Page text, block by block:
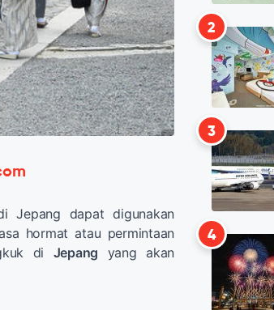
Jepang dapat digunakan
hormat atau permintaan
di Jepang yang akan
2
3
4